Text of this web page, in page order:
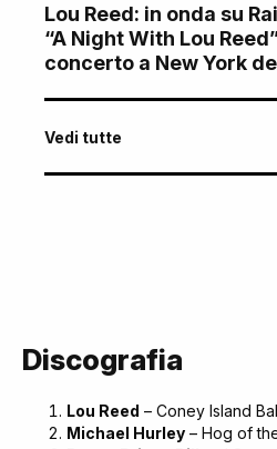
Lou Reed: in onda su
“A Night With Lou
concerto a New York
Vedi tutte
Discografia
Lou Reed – Coney Island
Michael Hurley – Hog of